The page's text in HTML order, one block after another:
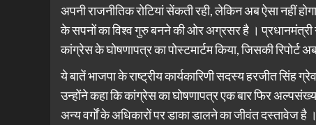
अपनी राजनीतिक रोटियां सेंकती रही, लेकिन अब ऐसा नहीं
के सपनों का विश्व गुरु बनने की ओर अग्रसर है । प्रधानमंत्री
कांग्रेस के घोषणापत्र का पोस्टमार्टम किया, जिसकी
ये बातें भाजपा के राष्ट्रीय कार्यकारिणी सदस्य हरजीत सिंह
उन्होंने कहा कि कांग्रेस का घोषणापत्र एक बार फिर
अन्य वर्गों के अधिकारों पर डाका डालने का जीवंत दस्तावेज है ।